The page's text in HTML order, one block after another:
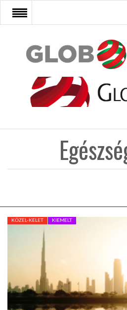
FŐOLDAL
AFRIKA
KÖZEL-KELET
AUSZTRÁLIA
A VILÁG ITTHON
KÖZEL-KELET KIEMELT